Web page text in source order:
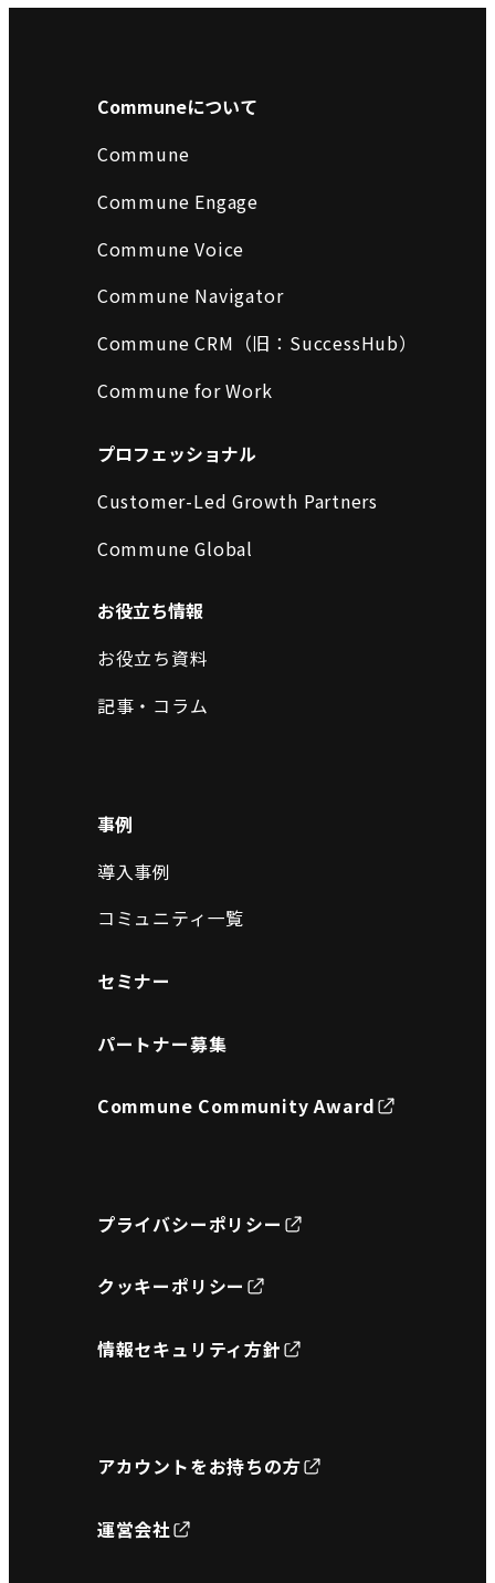
Communeについて
Commune
Commune Engage
Commune Voice
Commune Navigator
Commune CRM（旧：SuccessHub）
Commune for Work
プロフェッショナル
Customer-Led Growth Partners
Commune Global
お役立ち情報
お役立ち資料
記事・コラム
事例
導入事例
コミュニティ一覧
セミナー
パートナー募集
Commune Community Award
プライバシーポリシー
クッキーポリシー
情報セキュリティ方針
アカウントをお持ちの方
運営会社